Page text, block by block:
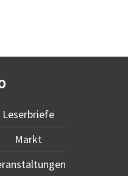
Leserbriefe
Markt